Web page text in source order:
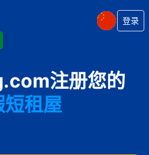
登录
注册您的
寓
店
短租屋